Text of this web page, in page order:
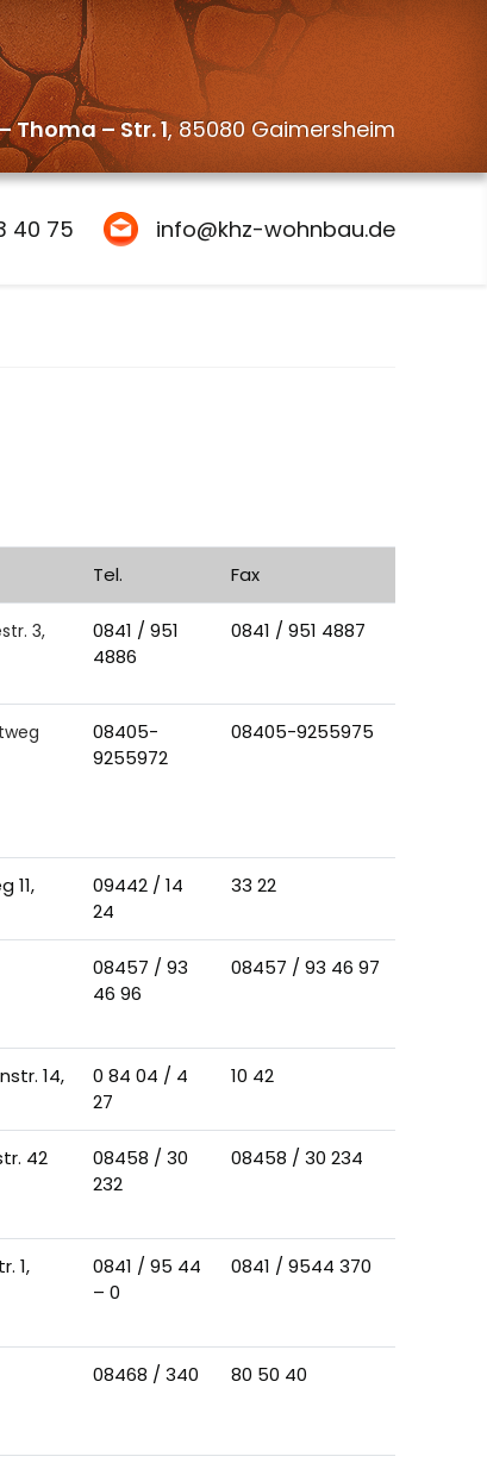
Thoma – Str. 1, 85080 Gaimersheim
40 75 info@khz-wohnbau.de
Tel. Fax
3,
0841 / 951
4886
0841 / 951 4887
08405-
9255972
08405-9255975
11,
09442 / 14
24
33 22
08457 / 93
46 96
08457 / 93 46 97
14,
0 84 04 / 4
27
10 42
42
08458 / 30
232
08458 / 30 234
1,
0841 / 95 44
– 0
0841 / 9544 370
08468 / 340 80 50 40